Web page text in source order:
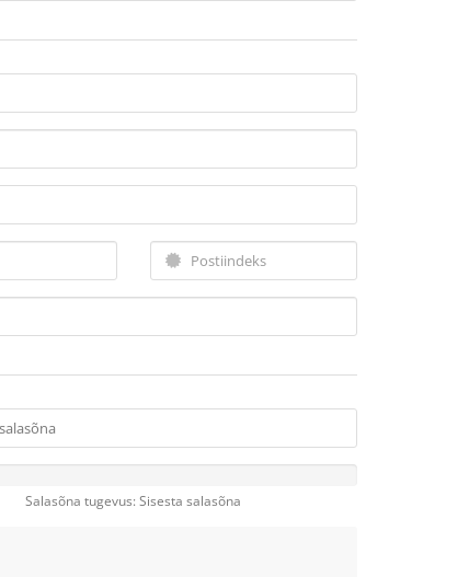
Salasõna tugevus: Sisesta salasõna